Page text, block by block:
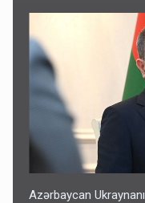
Azərbaycan